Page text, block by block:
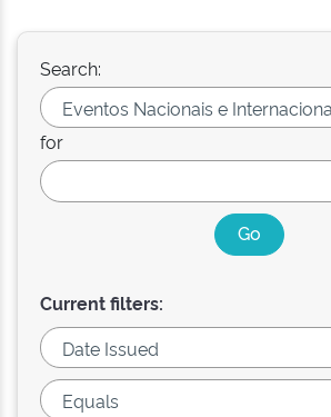
Search:
for
Current filters: